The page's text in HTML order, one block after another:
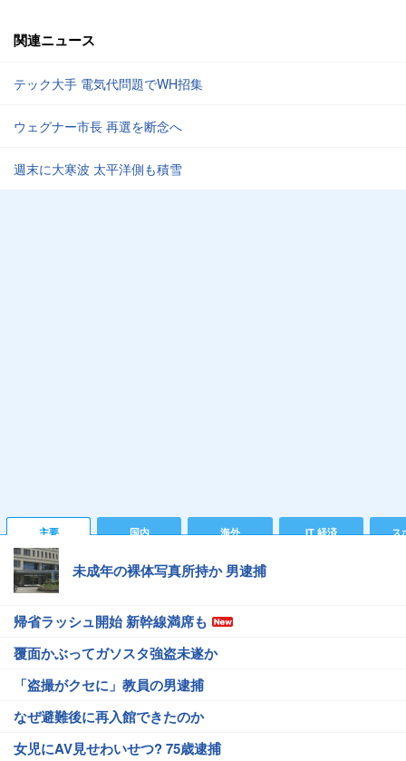
関連ニュース
テック大手 電気代問題でWH招集
ウェグナー市長 再選を断念へ
週末に大寒波 太平洋側も積雪
主要 国内 海外 IT 経済 ス
未成年の裸体写真所持か 男逮捕
帰省ラッシュ開始 新幹線満席も
覆面かぶってガソスタ強盗未遂か
「盗撮がクセに」教員の男逮捕
なぜ避難後に再入館できたのか
女児にAV見せわいせつ? 75歳逮捕